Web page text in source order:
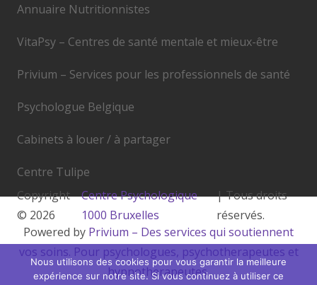
Annuaire Nutritionnistes
VitaPsy – Centres de santé mentale et mieux-être
Privium – Services pour les professionnels de santé
Psychologue Belgique
Cabinets à louer / à partager
Centre Tulipe
Copyright
© 2026
Centre Psychologique
1000 Bruxelles
| Tous droits
réservés.
Powered by Privium – Des services qui soutiennent
vos soins. Pour psychologues, psychotherapeutes et
hypnotherapeutes.
Nous utilisons des cookies pour vous garantir la meilleure
expérience sur notre site. Si vous continuez à utiliser ce